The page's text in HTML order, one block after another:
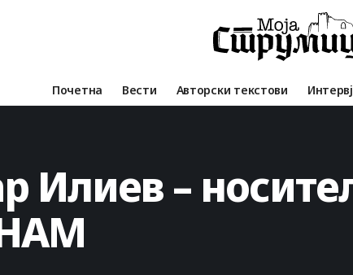
Почетна Вести Авторски текстови
Илиев –